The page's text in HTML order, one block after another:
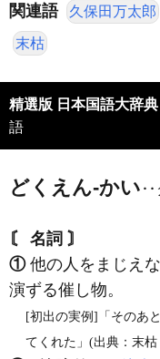
関連語 久保田万太郎
末枯
精選版 日本国語大辞典
語
どくえん‐かい ‥
〘 名詞 〙
①他の人をまじえ
演ずる催し物。
[初出の実例]「そのあ
てくれた」(出典：末